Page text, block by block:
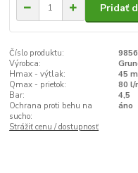
Pridať
Číslo produktu:
Výrobca:
Hmax - výtlak:
45 m
Qmax - prietok:
80 l/
Bar:
4,5
Ochrana proti behu na
sucho:
áno
Strážiť cenu / dostupnosť